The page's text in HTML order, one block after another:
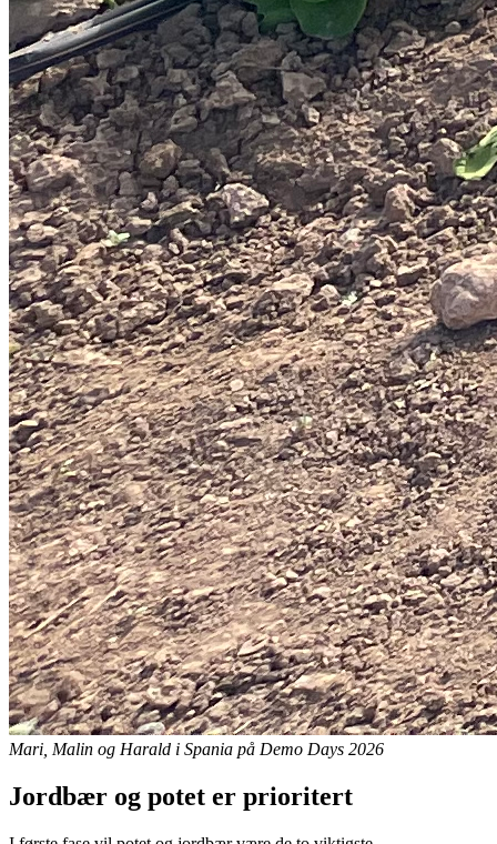
Mari, Malin og Harald i Spania på Demo Days 2026
Jordbær og potet er prioritert